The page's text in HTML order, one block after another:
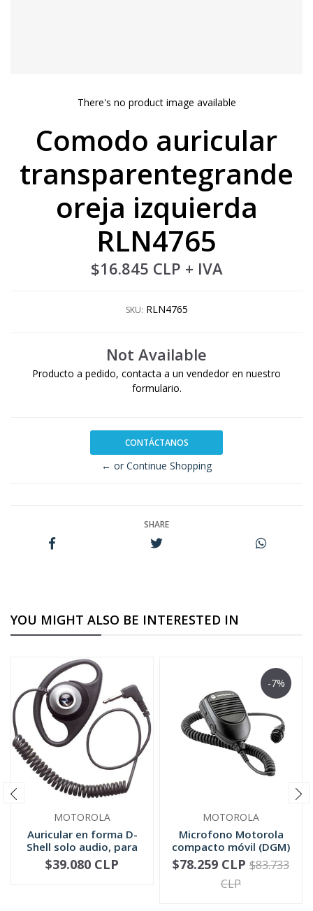
There's no product image available
Comodo auricular
transparentegrande
oreja izquierda
RLN4765
$16.845 CLP + IVA
SKU: RLN4765
Not Available
Producto a pedido, contacta a un vendedor en nuestro
formulario.
CONTÁCTANOS
← or Continue Shopping
SHARE
YOU MIGHT ALSO BE INTERESTED IN
MOTOROLA
Auricular en forma D-
Shell solo audio, para
mic...
+
$39.080 CLP
-7%
MOTOROLA
Microfono Motorola
compacto móvil (DGM)
RMN5052
+
-
$78.259 CLP $83.733
CLP